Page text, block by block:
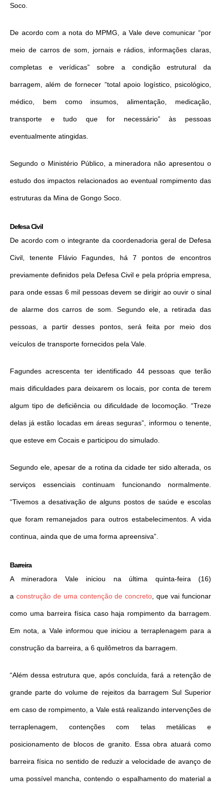
Soco.
De acordo com a nota do MPMG, a Vale deve comunicar “por
meio de carros de som, jornais e rádios, informações claras,
completas e verídicas” sobre a condição estrutural da
barragem, além de fornecer “total apoio logístico, psicológico,
médico, bem como insumos, alimentação, medicação,
transporte e tudo que for necessário” às pessoas
eventualmente atingidas.
Segundo o Ministério Público, a mineradora não apresentou o
estudo dos impactos relacionados ao eventual rompimento das
estruturas da Mina de Gongo Soco.
Defesa Civil
De acordo com o integrante da coordenadoria geral de Defesa
Civil, tenente Flávio Fagundes, há 7 pontos de encontros
previamente definidos pela Defesa Civil e pela própria empresa,
para onde essas 6 mil pessoas devem se dirigir ao ouvir o sinal
de alarme dos carros de som. Segundo ele, a retirada das
pessoas, a partir desses pontos, será feita por meio dos
veículos de transporte fornecidos pela Vale.
Fagundes acrescenta ter identificado 44 pessoas que terão
mais dificuldades para deixarem os locais, por conta de terem
algum tipo de deficiência ou dificuldade de locomoção. “Treze
delas já estão locadas em áreas seguras”, informou o tenente,
que esteve em Cocais e participou do simulado.
Segundo ele, apesar de a rotina da cidade ter sido alterada, os
serviços essenciais continuam funcionando normalmente.
“Tivemos a desativação de alguns postos de saúde e escolas
que foram remanejados para outros estabelecimentos. A vida
continua, ainda que de uma forma apreensiva”.
Barreira
A mineradora Vale iniciou na última quinta-feira (16)
a construção de uma contenção de concreto , que vai funcionar
como uma barreira física caso haja rompimento da barragem.
Em nota, a Vale informou que iniciou a terraplenagem para a
construção da barreira, a 6 quilômetros da barragem.
“Além dessa estrutura que, após concluída, fará a retenção de
grande parte do volume de rejeitos da barragem Sul Superior
em caso de rompimento, a Vale está realizando intervenções de
terraplenagem, contenções com telas metálicas e
posicionamento de blocos de granito. Essa obra atuará como
barreira física no sentido de reduzir a velocidade de avanço de
uma possível mancha, contendo o espalhamento do material a